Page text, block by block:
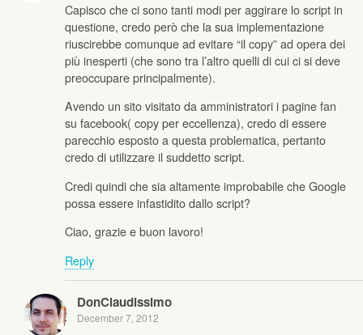
Capisco che ci sono tanti modi per aggirare lo script in
questione, credo però che la sua implementazione
riuscirebbe comunque ad evitare “il copy” ad opera dei
più inesperti (che sono tra l’altro quelli di cui ci si deve
preoccupare principalmente).
Avendo un sito visitato da amministratori i pagine fan
su facebook( copy per eccellenza), credo di essere
parecchio esposto a questa problematica, pertanto
credo di utilizzare il suddetto script.
Credi quindi che sia altamente improbabile che Google
possa essere infastidito dallo script?
Ciao, grazie e buon lavoro!
Reply
DonClaudissimo
December 7, 2012